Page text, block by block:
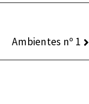
Ambientes nº 1